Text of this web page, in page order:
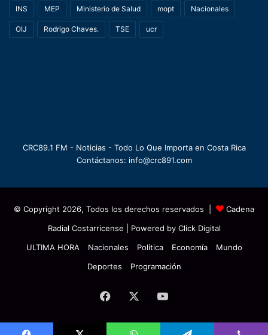
INS MEP Ministerio de Salud mopt Nacionales
OIJ Rodrigo Chaves. TSE ucr
CRC89.1 FM - Noticias - Todo Lo Que Importa en Costa Rica
Contáctanos: info@crc891.com
© Copyright 2026, Todos los derechos reservados |
Cadena
Radial Costarricense | Powered by Click Digital
ULTIMA HORA
Nacionales Política Economía
Mundo
Deportes
Programación
Facebook YouTube